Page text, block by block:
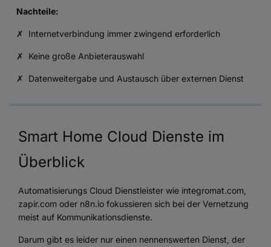
Nachteile:
✗ Internetverbindung immer zwingend erforderlich
✗ Keine große Anbieterauswahl
✗ Datenweitergabe und Austausch über externen Dienst
Smart Home Cloud Dienste im
Überblick
Automatisierungs Cloud Dienstleister wie integromat.com,
zapir.com oder n8n.io fokussieren sich bei der Vernetzung
meist auf Kommunikationsdienste.
Darum gibt es leider nur einen nennenswerten Dienst, der